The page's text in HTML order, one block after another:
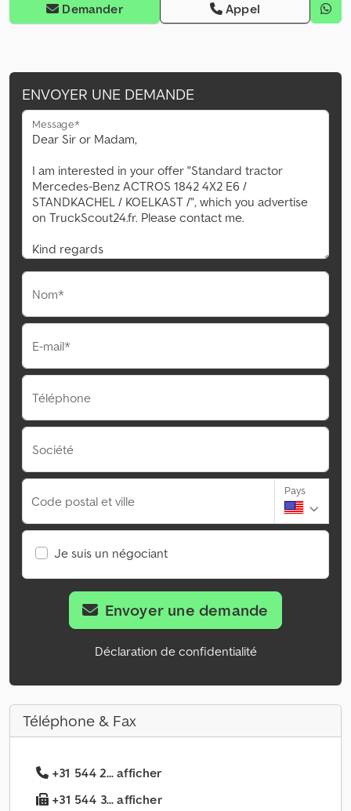
Demander Appel
ENVOYER UNE DEMANDE
Message*
Nom*
E-mail*
Téléphone
Société
Code postal et ville
Pays
Je suis un négociant
Envoyer une demande
Déclaration de confidentialité
Téléphone & Fax
+31 544 2... afficher
+31 544 3... afficher